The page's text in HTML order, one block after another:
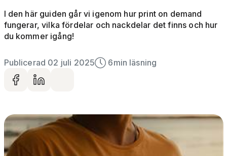
I den här guiden går vi igenom hur print on demand
fungerar, vilka fördelar och nackdelar det finns och hur
du kommer igång!
Publicerad 02 juli 2025 6min läsning
Dela på facebook
Dela på LinkedIn